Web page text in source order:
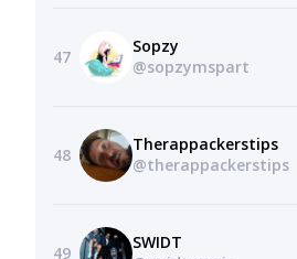
47
Sopzy
@sopzymspart
48
Therappackerstips
@therappackerstips
49
SWIDT